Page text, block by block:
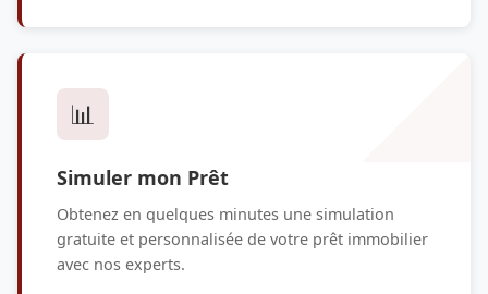
📊
Simuler mon Prêt
Obtenez en quelques minutes une simulation
gratuite et personnalisée de votre prêt immobilier
avec nos experts.